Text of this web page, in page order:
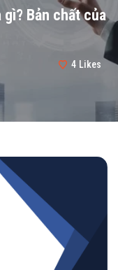
Bản chất của
4 Likes